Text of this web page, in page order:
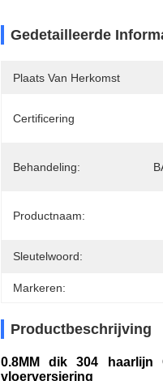
Gedetailleerde
Plaats Van Herkomst
Certificering
Behandeling:
Productnaam:
Sleutelwoord:
Markeren:
Productbeschrijving
0.8MM dik 304
vloerversiering